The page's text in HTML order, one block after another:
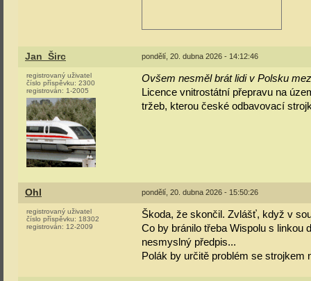
Jan_Širc pondělí, 20. dubna 2026 - 14:12:46
registrovaný uživatel
číslo příspěvku: 2300
registrován: 1-2005
Ovšem nesměl brát lidi v Polsku
Licence vnitrostátní přepravu na
tržeb, kterou české odbavovací
Ohl pondělí, 20. dubna 2026 - 15:50:26
registrovaný uživatel
číslo příspěvku: 18302
registrován: 12-2009
Škoda, že skončil. Zvlášť, když v
Co by bránilo třeba Wispolu s linkou
nesmyslný předpis...
Polák by určitě problém se strojkem